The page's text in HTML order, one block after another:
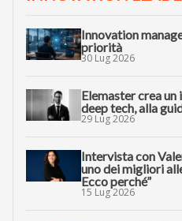
Innovation
priorità
30 Lug 2026
Elemaster crea
deep tech, alla
29 Lug 2026
Intervista con
uno dei migliori
Ecco perché”
15 Lug 2026